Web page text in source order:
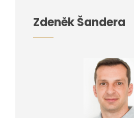
Zdeněk Šandera